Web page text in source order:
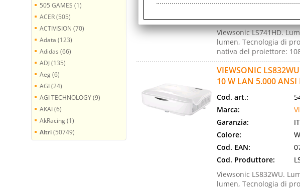
505 GAMES (1)
ACER (505)
ACTIVISION (70)
Adata (123)
Adidas (66)
ADJ (135)
Aeg (6)
AGI (24)
AGI TECHNOLOGY (9)
AKAI (6)
AkRacing (1)
Altri(50749)
Cod. EAN:
Cod. Produttore:
Viewsonic LS741HD.
lumen, Tecnologia di
nativa del proiettore:
VIEWSONIC
10 W LAN 5.000
Cod. art.:
Marca:
Garanzia:
Colore:
Cod. EAN:
Cod. Produttore:
Viewsonic LS832WU.
lumen, Tecnologia di